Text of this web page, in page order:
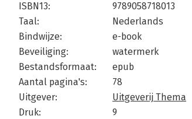
ISBN13:
9789058718013
Taal:
Nederlands
Bindwijze:
e-book
Beveiliging:
watermerk
Bestandsformaat:
epub
Aantal pagina's:
78
Uitgever:
Uitgeverij Thema
Druk:
9